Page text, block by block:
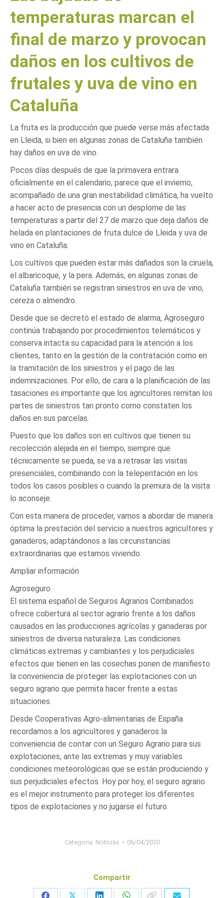
temperaturas marcan el
final de marzo y provocan
daños en los cultivos de
frutales y uva de vino en
Cataluña
La fruta es la producción que puede verse más afectada
en Lleida, si bien en algunas zonas de Cataluña también
hay daños en uva de vino.
Pocos días después de que la primavera entrara
oficialmente en el calendario, parece que el invierno,
acompañado de una gran inestabilidad climática, ha vuelto
a hacer acto de presencia con un desplome de las
temperaturas a partir del 27 de marzo que deja daños de
helada en plantaciones de fruta dulce de Lleida y uva de
vino en Cataluña.
Los cultivos que pueden estar más dañados son la ciruela,
el albaricoque, y la pera. Además, en algunas zonas de
Cataluña también se registran siniestros en uva de vino,
cereza o almendro.
Desde que se decretó el estado de alarma, Agroseguro
continúa trabajando por procedimientos telemáticos y
conserva intacta su capacidad para la atención a los
clientes, tanto en la gestión de la contratación como en
la tramitación de los siniestros y el pago de las
indemnizaciones. Por ello, de cara a la planificación de las
tasaciones es importante que los agricultores remitan los
partes de siniestros tan pronto como constaten los
daños en sus parcelas.
Puesto que los daños son en cultivos que tienen su
recolección alejada en el tiempo, siempre que
técnicamente se pueda, se va a retrasar las visitas
presenciales, combinando con la teleperitación en los
todos los casos posibles o cuando la premura de la visita
lo aconseje.
Con esta manera de proceder, vamos a abordar de manera
óptima la prestación del servicio a nuestros agricultores y
ganaderos, adaptándonos a las circunstancias
extraordinarias que estamos viviendo.
Ampliar información
Agroseguro
El sistema español de Seguros Agrarios Combinados
ofrece cobertura al sector agrario frente a los daños
causados en las producciones agrícolas y ganaderas por
siniestros de diversa naturaleza. Las condiciones
climáticas extremas y cambiantes y los perjudiciales
efectos que tienen en las cosechas ponen de manifiesto
la conveniencia de proteger las explotaciones con un
seguro agrario que permita hacer frente a estas
situaciones.
Desde Cooperativas Agro-alimentarias de España
recordamos a los agricultores y ganaderos la
conveniencia de contar con un Seguro Agrario para sus
explotaciones, ante las extremas y muy variables
condiciones meteorológicas que se están produciendo y
sus perjudiciales efectos. Hoy por hoy, el seguro agrario
es el mejor instrumento para proteger los diferentes
tipos de explotaciones y no jugarse el futuro.
Categoria: Noticias 06/04/2020
Compartir